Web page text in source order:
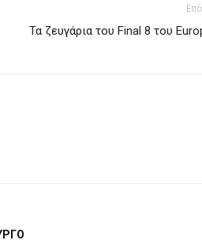
Τα ζευγάρια του Final 8 του